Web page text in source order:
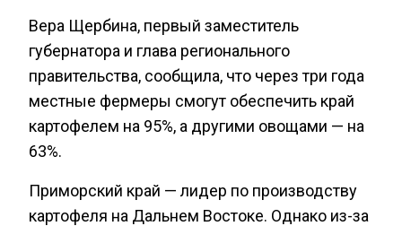
Вера Щербина, первый заместитель
губернатора и глава регионального
правительства, сообщила, что через три года
местные фермеры смогут обеспечить край
картофелем на 95%, а другими овощами — на
63%.
Приморский край — лидер по производству
картофеля на Дальнем Востоке. Однако из-за